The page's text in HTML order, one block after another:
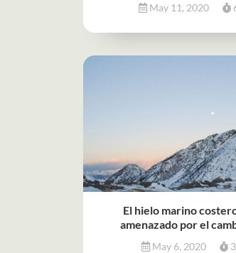
May 11, 2020
El hielo marino
amenazado por el
May 6, 2020 3